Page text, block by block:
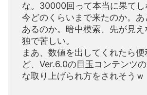
な。30000回って本当に果てし
今どのくらいまで来たのか。
あるのか。暗中模索、先が見え
独で苦しい。
まあ、数値を出してくれたら
ど、Ver.6.0の目玉コンテンツ
な取り上げられ方をされそうｗ